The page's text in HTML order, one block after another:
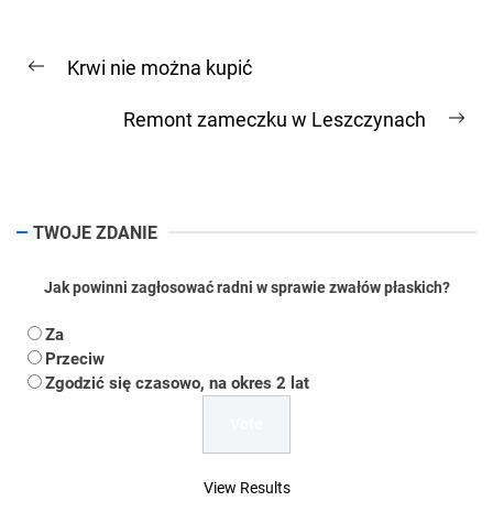
wpisu
Previous
Krwi nie można kupić
Remont zameczku w Leszczynach
TWOJE ZDANIE
Jak powinni zagłosować radni w sprawie zwałów płaskich?
Za
Przeciw
Zgodzić się czasowo, na okres 2 lat
View Results